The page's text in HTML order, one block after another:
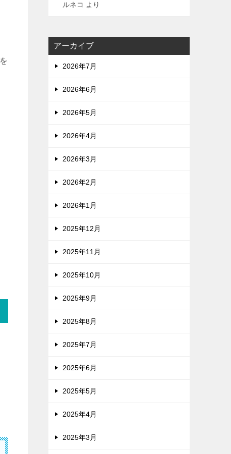
を
ルネコ より
アーカイブ
2026年7月
2026年6月
2026年5月
2026年4月
2026年3月
2026年2月
2026年1月
2025年12月
2025年11月
2025年10月
2025年9月
2025年8月
2025年7月
2025年6月
2025年5月
2025年4月
2025年3月